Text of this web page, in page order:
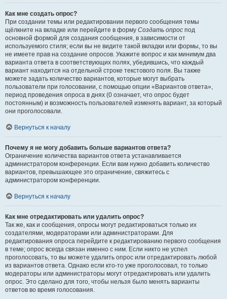
Как мне создать опрос?
При создании темы или редактировании первого сообщения темы
щёлкните на вкладке или перейдите в форму Создать опрос под
основной формой для создания сообщения, в зависимости от
используемого стиля; если вы не видите такой вкладки или формы, то вы
не имеете прав на создание опросов. Укажите вопрос и как минимум два
варианта ответа в соответствующих полях, убедившись, что каждый
вариант находится на отдельной строке текстового поля. Вы также
можете задать количество вариантов, которые могут выбрать
пользователи при голосовании, с помощью опции «Вариантов ответа»,
период проведения опроса в днях (0 означает, что опрос будет
постоянным) и возможность пользователей изменять вариант, за который
они проголосовали.
Вернуться к началу
Почему я не могу добавить больше вариантов ответа?
Ограничение количества вариантов ответа устанавливается
администратором конференции. Если вам нужно добавить количество
вариантов, превышающее это ограничение, свяжитесь с
администратором конференции.
Вернуться к началу
Как мне отредактировать или удалить опрос?
Так же, как и сообщения, опросы могут редактироваться только их
создателями, модераторами или администраторами. Для
редактирования опроса перейдите к редактированию первого сообщения
в теме; опрос всегда связан именно с ним. Если никто не успел
проголосовать, то вы можете удалить опрос или отредактировать любой
из вариантов ответа. Однако если кто-то уже проголосовал, то только
модераторы или администраторы могут отредактировать или удалить
опрос. Это сделано для того, чтобы нельзя было менять варианты
ответов во время голосования.